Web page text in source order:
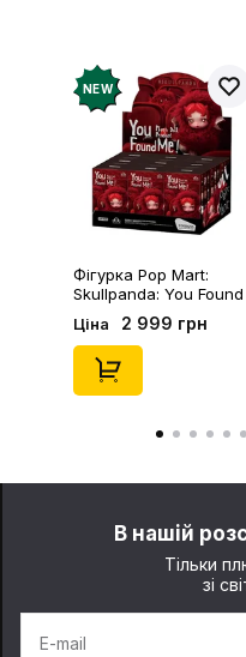
NEW
Фігурка Pop Mart:
Skullpanda: You Found
Me!: Plush Doll Pendant
Series (Blind Box: 1 з
10) (Secret Edition),
(29347)
Ціна 2 999 грн
В нашій
Тільки
зі
E-mail